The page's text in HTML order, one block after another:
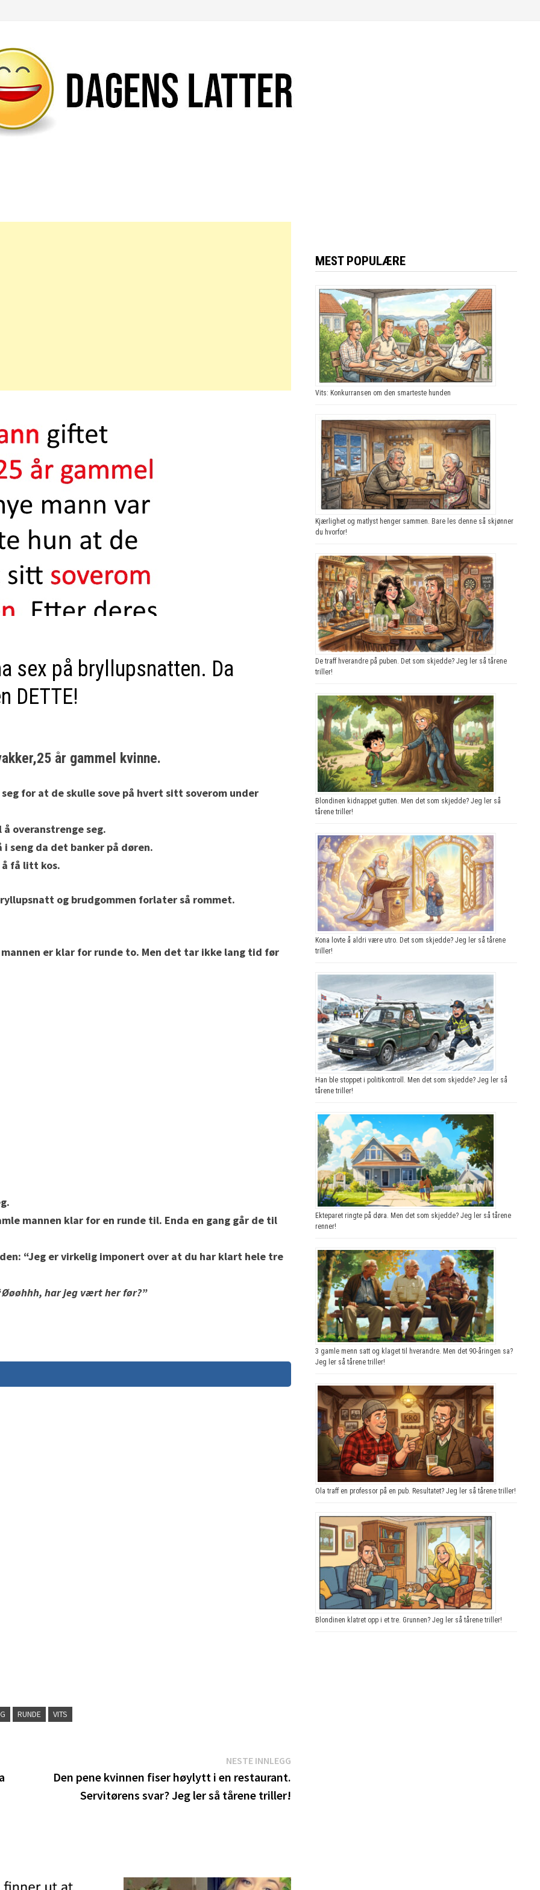
sex på bryllupsnatten. Da
DETTE!
år gammel kvinne.
for at de skulle sove på hvert sitt soverom under
overanstrenge seg.
seng da det banker på døren.
å få litt kos.
og brudgommen forlater så rommet.
er klar for runde to. Men det tar ikke lang tid før
mannen klar for en runde til. Enda en gang går de til
“Jeg er virkelig imponert over at du har klart hele tre
Øøøhhh, har jeg vært her før?”
RUNDE VITS
NESTE INNLEGGNeste
Den pene kvinnen fiser høylytt i en restaurant.
Servitørens svar? Jeg ler så tårene triller!
MEST POPULÆRE
Vits: Konkurransen om den smarteste hunden
Kjærlighet og matlyst henger sammen. Bare les denne så skjønner
du hvorfor!
De traff hverandre på puben. Det som skjedde? Jeg ler så tårene
triller!
Blondinen kidnappet gutten. Men det som skjedde? Jeg ler så
tårene triller!
Kona lovte å aldri være utro. Det som skjedde? Jeg ler så tårene
triller!
Han ble stoppet i politikontroll. Men det som skjedde? Jeg ler så
tårene triller!
Ekteparet ringte på døra. Men det som skjedde? Jeg ler så tårene
renner!
3 gamle menn satt og klaget til hverandre. Men det 90-åringen sa?
Jeg ler så tårene triller!
Ola traff en professor på en pub. Resultatet? Jeg ler så tårene triller!
Blondinen klatret opp i et tre. Grunnen? Jeg ler så tårene triller!
Likte du denne artikkelen?
DEL den gjerne!
Del på Facebook